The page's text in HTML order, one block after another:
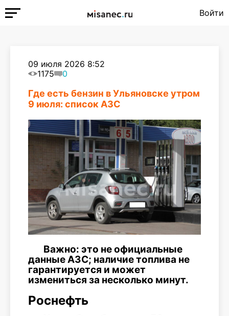
Войти
09 июля 2026 8:52
1175
0
Где есть бензин в Ульяновске утром
9 июля: список АЗС
Важно: это не официальные
данные АЗС; наличие топлива не
гарантируется и может
измениться за несколько минут.
Роснефть